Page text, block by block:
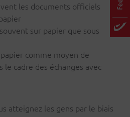
les documents officiels
sur papier que sous
comme moyen de
le cadre des échanges avec
atteignez les gens par le biais